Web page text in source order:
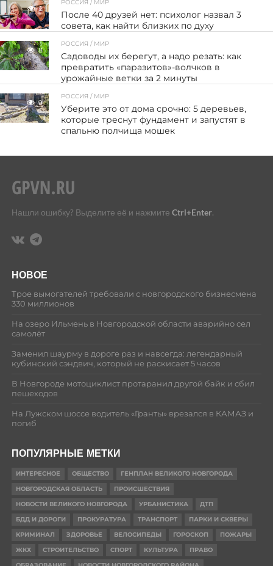
2
РОССИЯ / МИР
После 40 друзей нет: психолог назвал 3
совета, как найти близких по духу
8
РОССИЯ / МИР
Садоводы их берегут, а надо резать: как
превратить «паразитов»-волчков в
урожайные ветки за 2 минуты
9
РОССИЯ / МИР
Уберите это от дома срочно: 5 деревьев,
которые треснут фундамент и запустят в
спальню полчища мошек
Нашли ошибку? Выделите её и нажмите Ctrl+Enter.
НОВОЕ
Трое вымогателей требовали с новгородского бизнесмена
330 миллионов
На озеро Ильмень в Новгородской области аварийно сел
самолёт
Заменил шаурму в дороге раз и навсегда: легендарный
кубинский сэндвич, который не раскисает 5 часов
В Новгороде мотоциклист протаранил другой байк и сбил
пешеходов
На Лужском шоссе водитель «Гранты» врезался в КАМАЗ и
погиб
ПОПУЛЯРНЫЕ МЕТКИ
ИНТЕРЕСНОЕ ОБЩЕСТВО
ГЕНПЛАН ВЕЛИКОГО НОВГОРОДА
НОВГОРОДСКАЯ ОБЛАСТЬ
ПРОИСШЕСТВИЯ
НОВОСТИ ВЕЛИКОГО НОВГОРОДА
УРБАНИСТИКА
ДТП
БДД И ДОРОГИ
ПРОКУРАТУРА ТРАНСПОРТ
ПАРКИ И СКВЕРЫ
КРИМИНАЛ
ЗДОРОВЬЕ ВЕЛОСИПЕДЫ ГОРОСКОП
ПОЖАРЫ
ЖКХ
СТРОИТЕЛЬСТВО СПОРТ КУЛЬТУРА
ПРАВО